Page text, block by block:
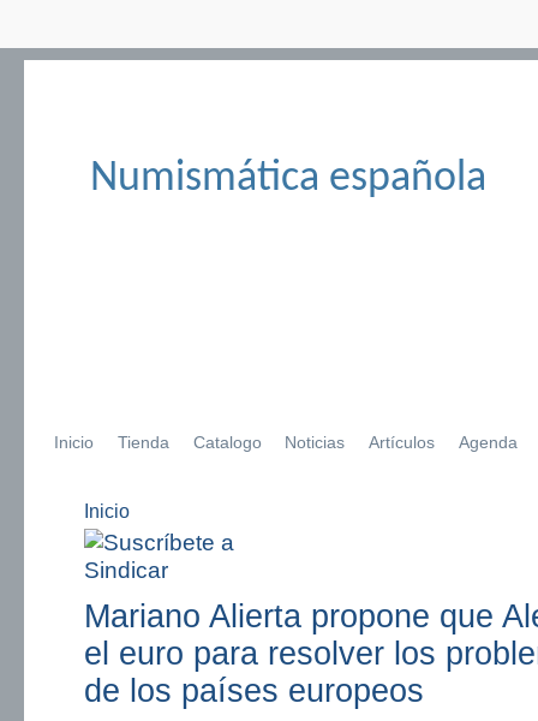
Numismática española
Inicio Tienda Catalogo Noticias Artículos Agenda
Se encuentra usted aquí
Inicio
Mariano Alierta propone que
el euro para resolver los
de los países europeos